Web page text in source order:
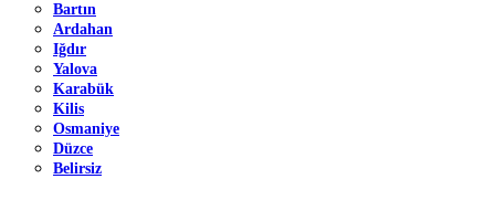
Bartın
Ardahan
Iğdır
Yalova
Karabük
Kilis
Osmaniye
Düzce
Belirsiz